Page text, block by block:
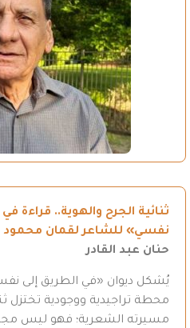
ثنائية الجرح والهوية.. قراءة
نفسي» للشاعر لقمان محمود
حنان عبد القادر
يُشكل ديوان «في الطريق إلى
محطة تراجيدية ووجودية تختزل
مسيرته الشعرية؛ فهو ليس